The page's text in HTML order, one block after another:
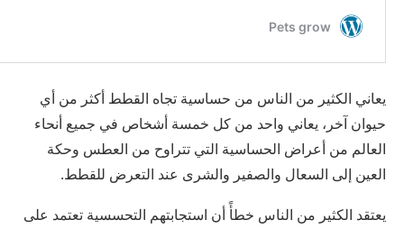
يعاني الكثير من الناس من حساسية تجاه القطط أكثر من أي
حيوان آخر، يعاني واحد من كل خمسة أشخاص في جميع أنحاء
العالم من أعراض الحساسية التي تتراوح من العطس وحكة
العين إلى السعال والصفير والشرى عند التعرض للقطط.
يعتقد الكثير من الناس خطأً أن استجابتهم التحسسية تعتمد على